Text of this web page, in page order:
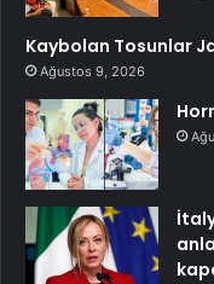
Kaybolan Tosunlar
Ağustos 9, 2026